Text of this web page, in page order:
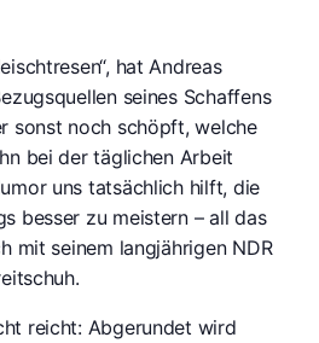
hat Andreas
seines Schaffens
sonst noch schöpft, welche
bei der täglichen Arbeit
uns tatsächlich hilft, die
besser zu meistern – all das
mit seinem langjährigen NDR
reicht: Abgerundet wird